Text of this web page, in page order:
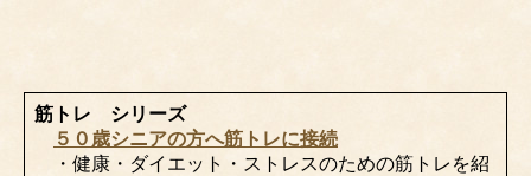
筋トレ シリーズ
５０歳シニアの方へ筋トレに接続
・健康・ダイエット・ストレスのための筋トレを紹